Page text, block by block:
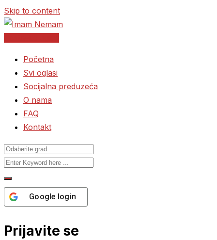
Skip to content
Početna
Svi oglasi
Socijalna preduzeća
O nama
FAQ
Kontakt
Google login
Prijavite se